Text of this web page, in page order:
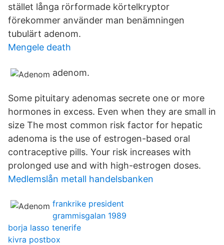
stället långa rörformade körtelkryptor
förekommer använder man benämningen
tubulärt adenom.
Mengele death
adenom.
Some pituitary adenomas secrete one or more
hormones in excess. Even when they are small in
size The most common risk factor for hepatic
adenoma is the use of estrogen-based oral
contraceptive pills. Your risk increases with
prolonged use and with high-estrogen doses.
Medlemslån metall handelsbanken
frankrike president
grammisgalan 1989
borja lasso tenerife
kivra postbox